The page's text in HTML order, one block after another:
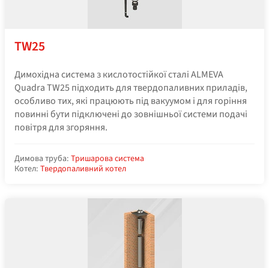
TW25
Димохідна система з кислотостійкої сталі ALMEVA
Quadra TW25 підходить для твердопаливних приладів,
особливо тих, які працюють під вакуумом і для горіння
повинні бути підключені до зовнішньої системи подачі
повітря для згоряння.
Димова труба: Тришарова система
Котел: Твердопаливний котел